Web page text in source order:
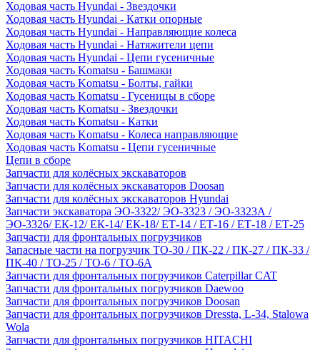
Ходовая часть Hyundai - Звездочки
Ходовая часть Hyundai - Катки опорные
Ходовая часть Hyundai - Направляющие колеса
Ходовая часть Hyundai - Натяжители цепи
Ходовая часть Hyundai - Цепи гусеничные
Ходовая часть Komatsu - Башмаки
Ходовая часть Komatsu - Болты, гайки
Ходовая часть Komatsu - Гусеницы в сборе
Ходовая часть Komatsu - Звездочки
Ходовая часть Komatsu - Катки
Ходовая часть Komatsu - Колеса направляющие
Ходовая часть Komatsu - Цепи гусеничные
Цепи в сборе
Запчасти для колёсных экскаваторов
Запчасти для колёсных экскаваторов Doosan
Запчасти для колёсных экскаваторов Hyundai
Запчасти экскаватора ЭО-3322/ ЭО-3323 / ЭО-3323А /
ЭО-3326/ ЕК-12/ ЕК-14/ ЕК-18/ ЕТ-14 / ЕТ-16 / ЕТ-18 / ЕТ-25
Запчасти для фронтальных погрузчиков
Запасные части на погрузчик ТО-30 / ПК-22 / ПК-27 / ПК-33 /
ПК-40 / ТО-25 / ТО-6 / ТО-6А
Запчасти для фронтальных погрузчиков Caterpillar CAT
Запчасти для фронтальных погрузчиков Daewoo
Запчасти для фронтальных погрузчиков Doosan
Запчасти для фронтальных погрузчиков Dressta, L-34, Stalowa
Wola
Запчасти для фронтальных погрузчиков HITACHI